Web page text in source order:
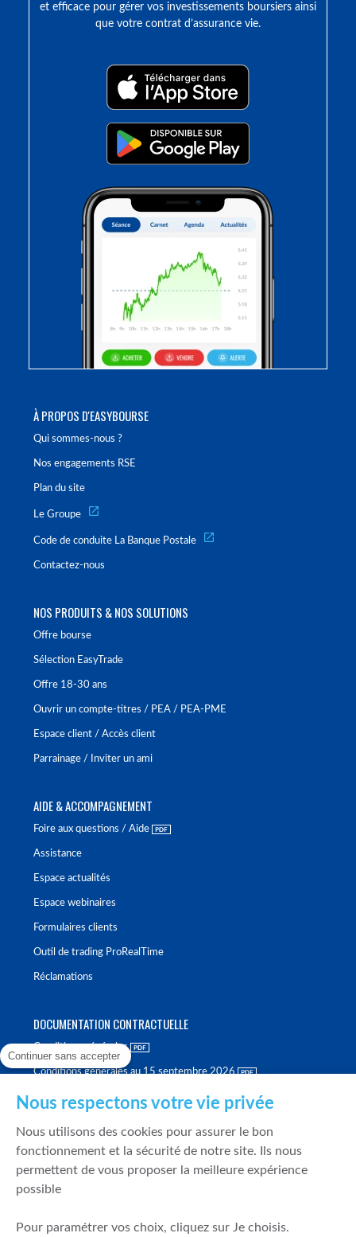
À PROPOS D'EASYBOURSE
Qui sommes-nous ?
Nos engagements RSE
Plan du site
Le Groupe
Code de conduite La Banque Postale
Contactez-nous
NOS PRODUITS & NOS SOLUTIONS
Offre bourse
Sélection EasyTrade
Offre 18-30 ans
Ouvrir un compte-titres / PEA / PEA-PME
Espace client / Accès client
Parrainage / Inviter un ami
AIDE & ACCOMPAGNEMENT
Foire aux questions / Aide
Assistance
Espace actualités
Espace webinaires
Formulaires clients
Outil de trading ProRealTime
Réclamations
DOCUMENTATION CONTRACTUELLE
Conditions générales
Conditions générales au 15 septembre 2026
Politique de meilleure sélection
Politique de durabilité
Fonds de garantie des dépôts et de résolution
et efficace pour gérer vos investissements boursiers ainsi
que votre contrat d’assurance vie.
Continuer sans accepter
Nous respectons votre vie privée
Nous utilisons des cookies pour assurer le bon
fonctionnement et la sécurité de notre site. Ils nous
permettent de vous proposer la meilleure expérience
possible
Pour paramétrer vos choix, cliquez sur Je choisis.